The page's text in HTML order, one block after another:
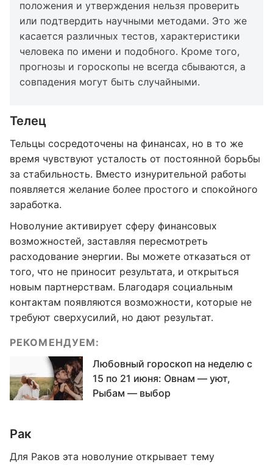
положения и утверждения нельзя проверить
или подтвердить научными методами. Это же
касается различных тестов, характеристики
человека по имени и подобного. Кроме того,
прогнозы и гороскопы не всегда сбываются, а
совпадения могут быть случайными.
Телец
Тельцы сосредоточены на финансах, но в то же
время чувствуют усталость от постоянной борьбы
за стабильность. Вместо изнурительной работы
появляется желание более простого и спокойного
заработка.
Новолуние активирует сферу финансовых
возможностей, заставляя пересмотреть
расходование энергии. Вы можете отказаться от
того, что не приносит результата, и открыться
новым партнерствам. Благодаря социальным
контактам появляются возможности, которые не
требуют сверхусилий, но дают результат.
РЕКОМЕНДУЕМ:
Любовный гороскоп на неделю с
15 по 21 июня: Овнам — уют,
Рыбам — выбор
Рак
Для Раков эта новолуние открывает тему